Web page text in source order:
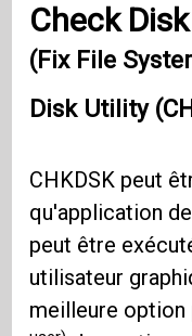
Check
(Fix File
Disk Utility
CHKDSK peut
qu'application
peut être
utilisateur
meilleure option